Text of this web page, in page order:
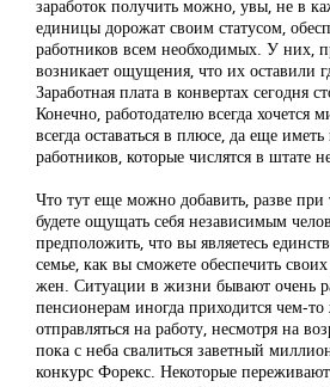
заработок получить можно, увы, не в
единицы дорожат своим статусом,
работников всем необходимых. У них,
возникает ощущения, что их оставили
Заработная плата в конвертах сегодня
Конечно, работодателю всегда хочется
всегда оставаться в плюсе, да еще
работников, которые числятся в штате
Что тут еще можно добавить, разве при
будете ощущать себя независимым
предположить, что вы являетесь
семье, как вы сможете обеспечить
жен. Ситуации в жизни бывают очень
пенсионерам иногда приходится чем-то
отправляться на работу, несмотря на
пока с неба свалиться заветный
конкурс Форекс. Некоторые